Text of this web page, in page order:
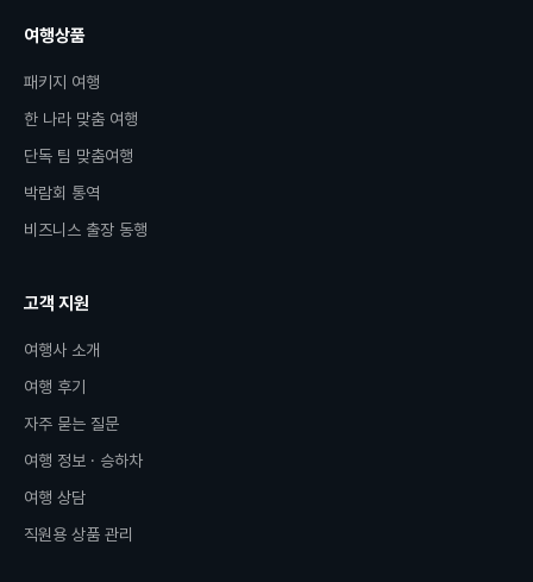
여행상품
패키지 여행
한 나라 맞춤 여행
단독 팀 맞춤여행
박람회 통역
비즈니스 출장 동행
고객 지원
여행사 소개
여행 후기
자주 묻는 질문
여행 정보 · 승하차
여행 상담
직원용 상품 관리